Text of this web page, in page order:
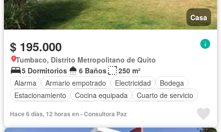
Casa
$ 195.000
Tumbaco, Distrito Metropolitano de Quito
5 Dormitorios
6 Baños
250 m²
Alarma
Armario empotrado Electricidad
Bodega
Estacionamiento
Cocina equipada
Cuarto de servicio
Hace 6 días, 12 horas en - Consultora Paz